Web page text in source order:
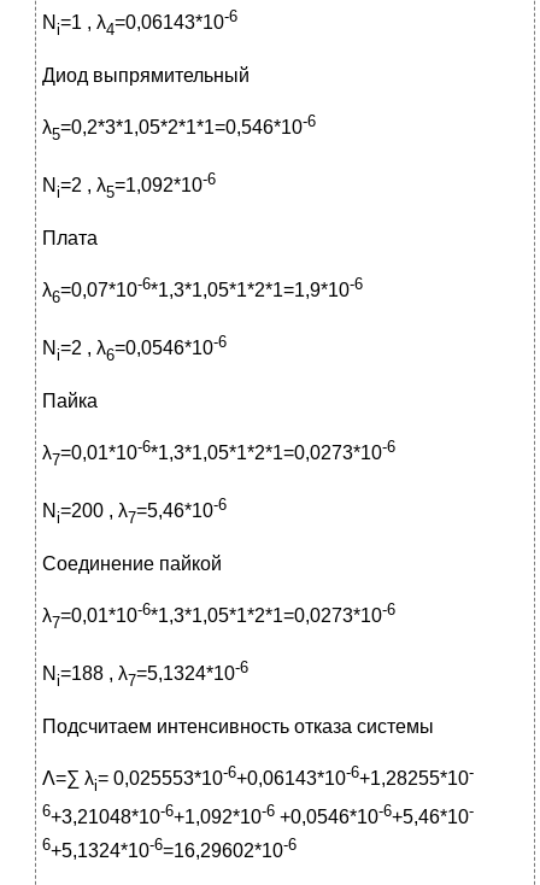
N i=1 , λ4=0,06143*10-6
Диод выпрямительный
λ5=0,2*3*1,05*2*1*1=0,546*10-6
N i=2 , λ5=1,092*10-6
Плата
λ6=0,07*10-6*1,3*1,05*1*2*1=1,9*10-6
N i=2 , λ6=0,0546*10-6
Пайка
λ7=0,01*10-6*1,3*1,05*1*2*1=0,0273*10-6
N i=200 , λ7=5,46*10-6
Соединение пайкой
λ7=0,01*10-6*1,3*1,05*1*2*1=0,0273*10-6
N i=188 , λ7=5,1324*10-6
Подсчитаем интенсивность отказа системы
Λ=∑ λi= 0,025553*10-6+0,06143*10-6+1,28255*10-
6+3,21048*10-6+1,092*10-6 +0,0546*10-6+5,46*10-
6+5,1324*10-6=16,29602*10-6